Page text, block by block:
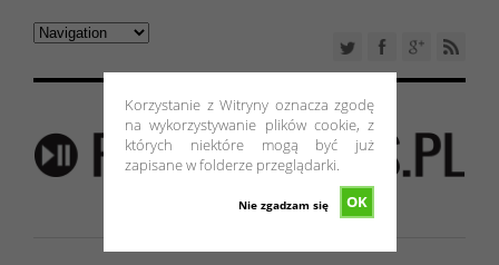
Korzystanie z Witryny oznacza zgodę
na wykorzystywanie plików cookie, z
których niektóre mogą być już
zapisane w folderze przeglądarki.
OK
Nie zgadzam się